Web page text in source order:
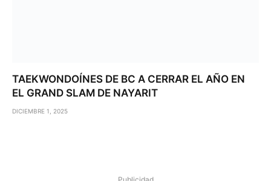
TAEKWONDOÍNES DE BC A CERRAR EL AÑO EN
EL GRAND SLAM DE NAYARIT
DICIEMBRE 1, 2025